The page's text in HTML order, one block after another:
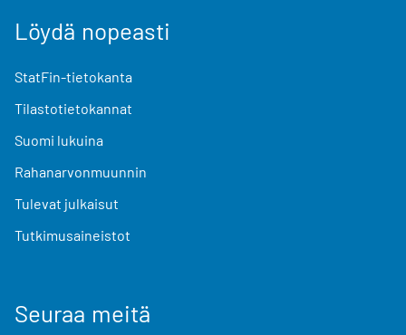
Löydä nopeasti
StatFin-tietokanta
Tilastotietokannat
Suomi lukuina
Rahanarvonmuunnin
Tulevat julkaisut
Tutkimusaineistot
Seuraa meitä